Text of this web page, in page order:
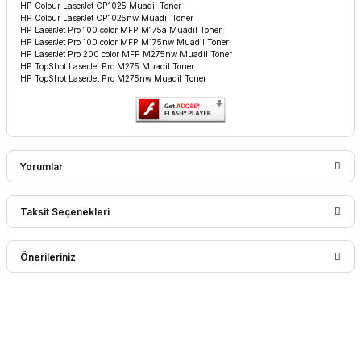
HP Colour LaserJet CP1025 Muadil Toner
HP Colour LaserJet CP1025nw Muadil Toner
HP LaserJet Pro 100 color MFP M175a Muadil Toner
HP LaserJet Pro 100 color MFP M175nw Muadil Toner
HP LaserJet Pro 200 color MFP M275nw Muadil Toner
HP TopShot LaserJet Pro M275 Muadil Toner
HP TopShot LaserJet Pro M275nw Muadil Toner
Yorumlar
Bu ürüne ilk yorumu siz yapın!
Taksit Seçenekleri
Önerileriniz